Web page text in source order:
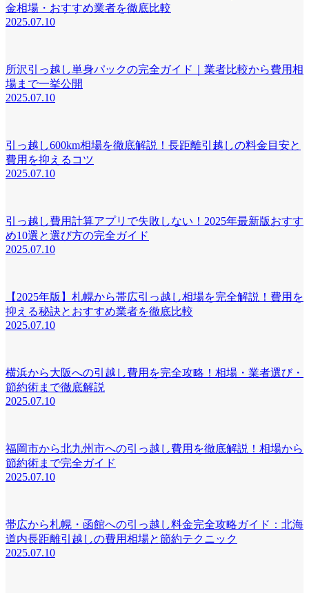
金相場・おすすめ業者を徹底比較
2025.07.10
所沢引っ越し単身パックの完全ガイド｜業者比較から費用相
場まで一挙公開
2025.07.10
引っ越し600km相場を徹底解説！長距離引越しの料金目安と
費用を抑えるコツ
2025.07.10
引っ越し費用計算アプリで失敗しない！2025年最新版おすす
め10選と選び方の完全ガイド
2025.07.10
【2025年版】札幌から帯広引っ越し相場を完全解説！費用を
抑える秘訣とおすすめ業者を徹底比較
2025.07.10
横浜から大阪への引越し費用を完全攻略！相場・業者選び・
節約術まで徹底解説
2025.07.10
福岡市から北九州市への引っ越し費用を徹底解説！相場から
節約術まで完全ガイド
2025.07.10
帯広から札幌・函館への引っ越し料金完全攻略ガイド：北海
道内長距離引越しの費用相場と節約テクニック
2025.07.10